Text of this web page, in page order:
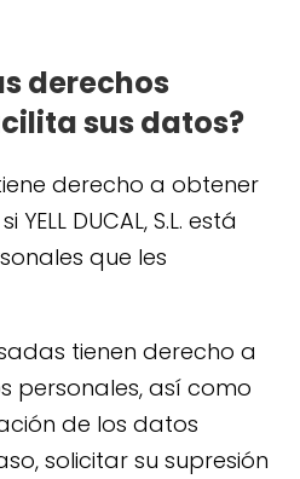
derechos
sus datos?
derecho a obtener
DUCAL, S.L. está
que les
tienen derecho a
personales, así como
de los datos
solicitar su supresión